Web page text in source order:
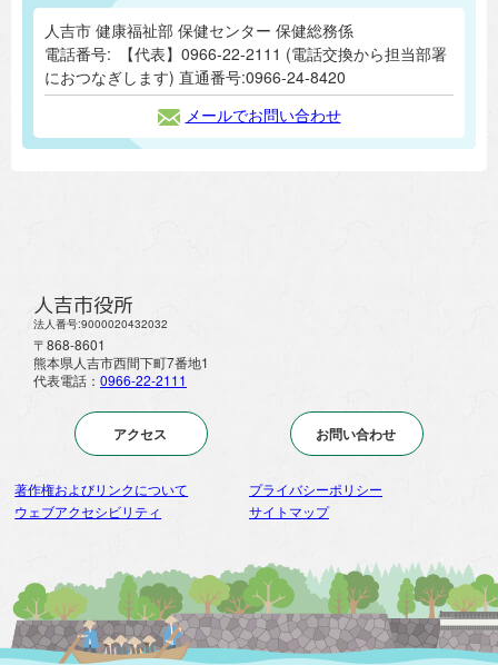
人吉市 健康福祉部 保健センター 保健総務係
電話番号:
【代表】0966-22-2111 (電話交換から担当部署
におつなぎします) 直通番号:0966-24-8420
メールでお問い合わせ
人吉市役所
法人番号:9000020432032
〒868-8601
熊本県人吉市西間下町7番地1
代表電話： 0966-22-2111
アクセス お問い合わせ
著作権およびリンクについて
プライバシーポリシー
ウェブアクセシビリティ
サイトマップ